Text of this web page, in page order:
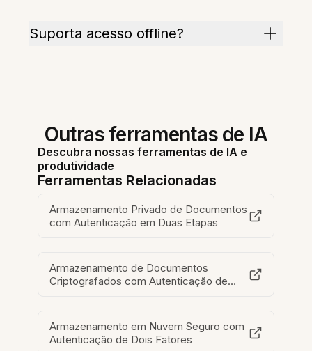
Suporta acesso offline?
Outras ferramentas de IA
Descubra nossas ferramentas de IA e
produtividade
Ferramentas Relacionadas
Armazenamento Privado de Documentos
com Autenticação em Duas Etapas
Armazenamento de Documentos
Criptografados com Autenticação de
Armazenamento em Nuvem Seguro com
Autenticação de Dois Fatores